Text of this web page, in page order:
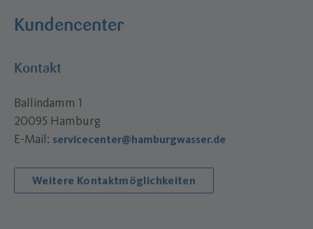
Kundencenter
Kontakt
Ballindamm 1
20095 Hamburg
E-Mail: servicecenter@hamburgwasser.de
Weitere Kontaktmöglichkeiten